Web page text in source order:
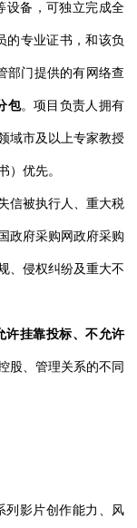
设备，可独立完成全
的专业证书，和该负
部门提供的有网络查
包。项目负责人拥有
域市及以上专家教授
）优先。
信被执行人、重大税
政府采购网政府采购
、侵权纠纷及重大不
许挂靠投标、不允许
股、管理关系的不同
列影片创作能力、风